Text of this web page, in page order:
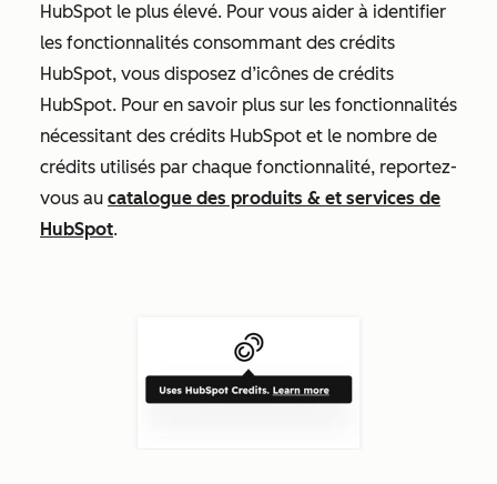
HubSpot le plus élevé. Pour vous aider à identifier
les fonctionnalités consommant des crédits
HubSpot, vous disposez d’icônes de crédits
HubSpot. Pour en savoir plus sur les fonctionnalités
nécessitant des crédits HubSpot et le nombre de
crédits utilisés par chaque fonctionnalité, reportez-
vous au catalogue des produits & et services de
HubSpot.